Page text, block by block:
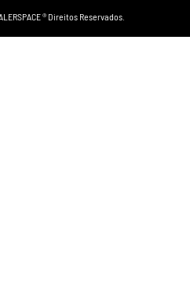
® Direitos Reservados.